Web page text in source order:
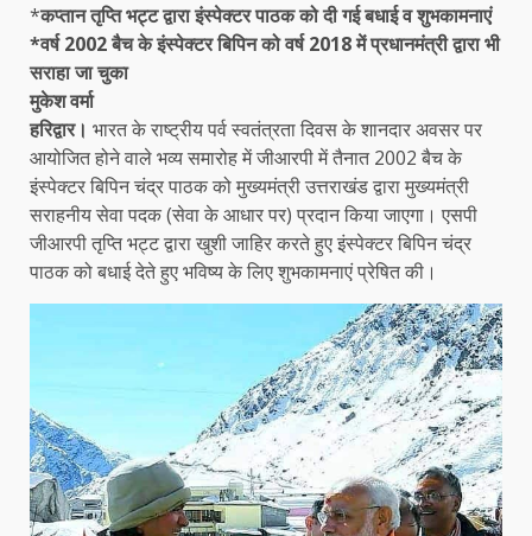
*कप्तान तृप्ति भट्ट द्वारा इंस्पेक्टर पाठक को दी गई बधाई व शुभकामनाएं
*वर्ष 2002 बैच के इंस्पेक्टर बिपिन को वर्ष 2018 में प्रधानमंत्री द्वारा भी
सराहा जा चुका
मुकेश वर्मा
हरिद्वार। भारत के राष्ट्रीय पर्व स्वतंत्रता दिवस के शानदार अवसर पर
आयोजित होने वाले भव्य समारोह में जीआरपी में तैनात 2002 बैच के
इंस्पेक्टर बिपिन चंद्र पाठक को मुख्यमंत्री उत्तराखंड द्वारा मुख्यमंत्री
सराहनीय सेवा पदक (सेवा के आधार पर) प्रदान किया जाएगा। एसपी
जीआरपी तृप्ति भट्ट द्वारा खुशी जाहिर करते हुए इंस्पेक्टर बिपिन चंद्र
पाठक को बधाई देते हुए भविष्य के लिए शुभकामनाएं प्रेषित की।